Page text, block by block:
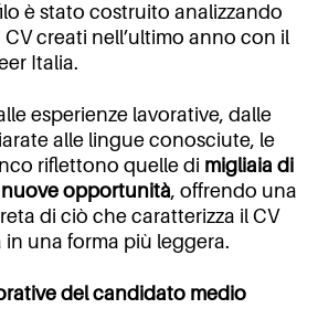
è stato costruito analizzando
creati nell’ultimo anno con il
Italia.
esperienze lavorative, dalle
alle lingue conosciute, le
riflettono quelle di migliaia di
opportunità, offrendo una
di ciò che caratterizza il CV
in una forma più leggera.
del candidato medio